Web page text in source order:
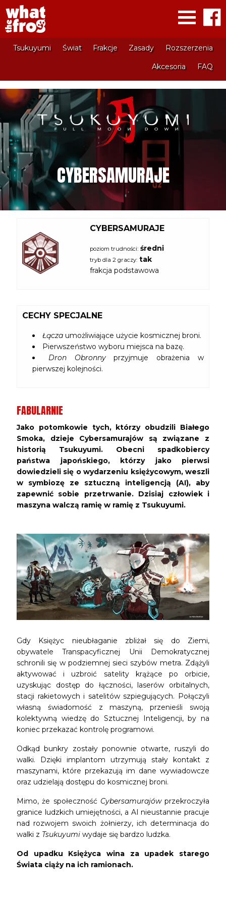
Tsukuyumi Świat Frakcje Zasady Rozszerzenia
Akcesoria FAQ
CYBERSAMURAJE
CYBERSAMURAJE
poziom trudności: średni
tryb dla 2 graczy: tak
frakcja podstawowa
CECHY SPECJALNE
Łącza umożliwiające użycie kosmicznej broni.
Pierwszeństwo wyboru miejsca na bazę.
Dron Obronnyprzyjmuje obrażenia w
pierwszej kolejności.
FABULARNIE
Jako potomkowie tych, którzy obudzili Białego
Smoka, dzieje Cybersamurajów są związane z
historią Tsukuyumi. Obecni spadkobiercy
państwa japońskiego, którzy jako pierwsi
dowiedzieli się o wydarzeniu księżycowym, weszli
w symbiozę ze sztuczną inteligencją (AI), aby
zapewnić sobie przetrwanie. Dzisiaj człowiek i
maszyna walczą ramię w ramię z Tsukuyumi.
Gdy Księżyc nieubłaganie zbliżał się do Ziemi,
obywatele Transpacyficznej Unii Demokratycznej
schronili się w podziemnej sieci szybów metra. Zdążyli
aktywować i uzbroić satelity krążące po orbicie,
uzyskując dostęp do łączności, laserów orbitalnych,
stacji rakietowych i satelitów szpiegujących. Połączyli
własną świadomość z maszyną, przenieśli swoją
kolektywną wiedzę do Sztucznej Inteligencji, by na
koniec przekazać kontrolę programowi.
Odkąd bunkry zostały ponownie otwarte, ruszyli do
walki. Dzięki implantom utrzymują stały kontakt z
maszynami, które przekazują im dane wywiadowcze
oraz udzielają dostępu do kosmicznej broni.
Mimo, że społeczność Cybersamurajówprzekroczyła
granice ludzkich umiejętności, a AI nieustannie pracuje
nad rozwojem swoich żołnierzy, ich determinacja do
walki z Tsukuyumi wydaje się bardzo ludzka.
Od upadku Księżyca wina za upadek starego
Świata ciąży na ich ramionach.